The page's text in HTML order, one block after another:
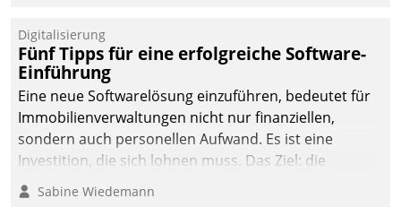
Digitalisierung
Fünf Tipps für eine erfolgreiche Software-
Einführung
Eine neue Softwarelösung einzuführen, bedeutet für
Immobilienverwaltungen nicht nur finanziellen,
sondern auch personellen Aufwand. Es ist eine
Investition, die sich lohnen muss. Das Ziel: die
nachhaltige Optimierung der Geschäftsabläufe. Damit
Sabine Wiedemann